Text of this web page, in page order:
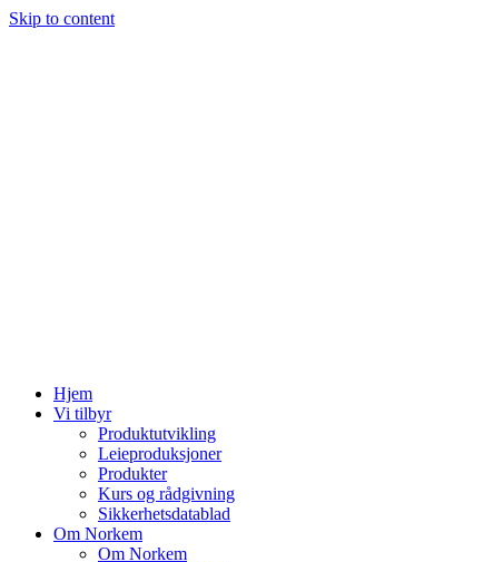
Skip to content
Hjem
Vi tilbyr
Produktutvikling
Leieproduksjoner
Produkter
Kurs og rådgivning
Sikkerhetsdatablad
Om Norkem
Om Norkem